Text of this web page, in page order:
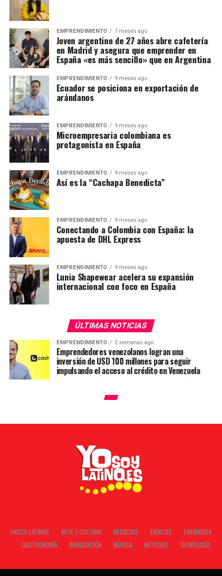
EMPRENDIMIENTO 7 meses ago
Joven argentino de 27 años abre cafetería
en Madrid y asegura que emprender en
España «es más sencillo» que en Argentina
EMPRENDIMIENTO 9 meses ago
Ecuador se posiciona en exportación de
arándanos
EMPRENDIMIENTO 9 meses ago
Microempresaria colombiana es
protagonista en España
EMPRENDIMIENTO 9 meses ago
Así es la “Cachapa Benedicta”
EMPRENDIMIENTO 9 meses ago
Conectando a Colombia con España: la
apuesta de DHL Express
EMPRENDIMIENTO 9 meses ago
Lunia Shapewear acelera su expansión
internacional con foco en España
ÚLTIMAS NOTICIAS
EMPRENDIMIENTO 2 semanas ago
Emprendedores venezolanos logran una
inversión de USD 100 millones para seguir
impulsando el acceso al crédito en Venezuela
PAISES LATINOS ARTE Y CULTURA NEGOCIOS EVENTOS
FARÁNDULA
GASTRONOMÍA
INMIGRACIÓN MÚSICA NOTICIAS TECNOLOGÍA